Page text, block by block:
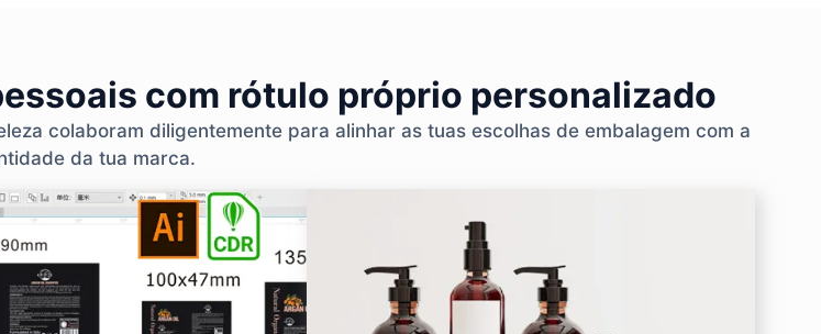
com rótulo próprio personalizado
colaboram diligentemente para alinhar as tuas escolhas de embalagem com a
da tua marca.